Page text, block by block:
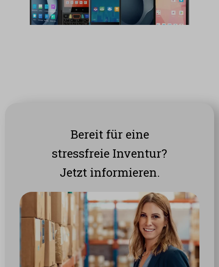
Bereit für eine
stressfreie Inventur?
Jetzt informieren.